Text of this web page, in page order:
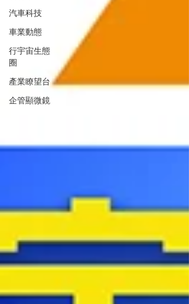
汽車科技
車業動態
行宇宙生態
圈
產業瞭望台
企管顯微鏡